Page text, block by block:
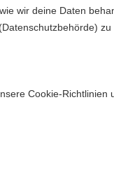
wir deine Daten
zu
Cookie-